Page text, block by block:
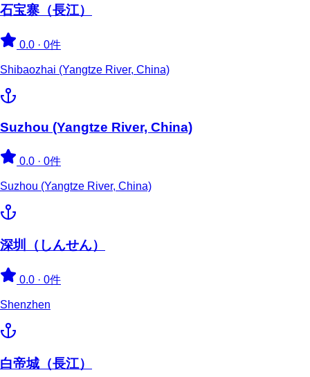
石宝寨（長江）
0.0 · 0件
Shibaozhai (Yangtze River, China)
Suzhou (Yangtze River, China)
0.0 · 0件
Suzhou (Yangtze River, China)
深圳（しんせん）
0.0 · 0件
Shenzhen
白帝城（長江）